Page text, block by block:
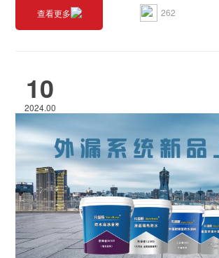
查看更多 262
10
2024.00